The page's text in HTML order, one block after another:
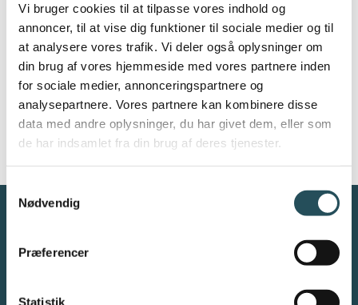
Vi bruger cookies til at tilpasse vores indhold og
annoncer, til at vise dig funktioner til sociale medier og til
at analysere vores trafik. Vi deler også oplysninger om
din brug af vores hjemmeside med vores partnere inden
for sociale medier, annonceringspartnere og
analysepartnere. Vores partnere kan kombinere disse
data med andre oplysninger, du har givet dem, eller som
de har indsamlet fra din brug af deres tjenester.
Samtykkevalg
Nødvendig
Præferencer
Statistik
ERHVERVSRET
Afbestillingskutymer
Afmærkning og skiltning på vej
Alkoholbevilling
Ankenævn for hotel, restaurant og turisme
Annoncering på Hotels.com/Expedia/mfl.
Forpagtningsaftaler
BLIV MEDLEM FOR MERE
INFO
brancheorganisation
af restauratører - for restauratører